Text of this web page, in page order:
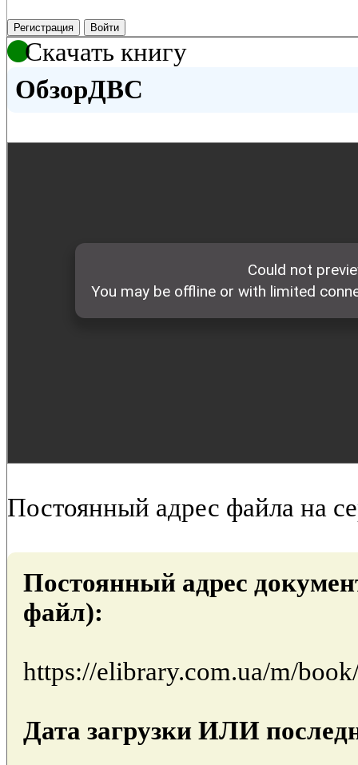
Регистрация Войти
Скачать книгу
ОбзорДВС
Постоянный адрес файла на
Постоянный адрес
файл):
https://elibrary.com.ua/m/
Дата загрузки ИЛИ